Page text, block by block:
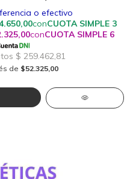
de $52.325,00